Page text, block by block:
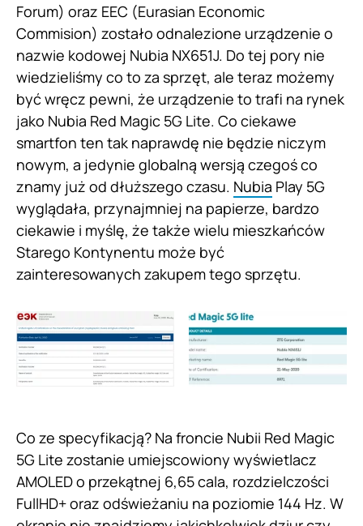
Forum) oraz EEC (Eurasian Economic
Commision) zostało odnalezione urządzenie o
nazwie kodowej Nubia NX651J. Do tej pory nie
wiedzieliśmy co to za sprzęt, ale teraz możemy
być wręcz pewni, że urządzenie to trafi na rynek
jako Nubia Red Magic 5G Lite. Co ciekawe
smartfon ten tak naprawdę nie będzie niczym
nowym, a jedynie globalną wersją czegoś co
znamy już od dłuższego czasu. Nubia Play 5G
wyglądała, przynajmniej na papierze, bardzo
ciekawie i myślę, że także wielu mieszkańców
Starego Kontynentu może być
zainteresowanych zakupem tego sprzętu.
Co ze specyfikacją? Na froncie Nubii Red Magic
5G Lite zostanie umiejscowiony wyświetlacz
AMOLED o przekątnej 6,65 cala, rozdzielczości
FullHD+ oraz odświeżaniu na poziomie 144 Hz. W